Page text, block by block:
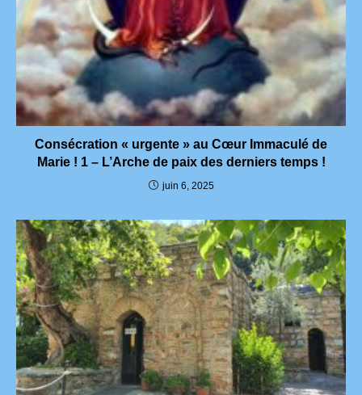
Consécration « urgente » au Cœur Immaculé de
Marie ! 1 – L’Arche de paix des derniers temps !
juin 6, 2025